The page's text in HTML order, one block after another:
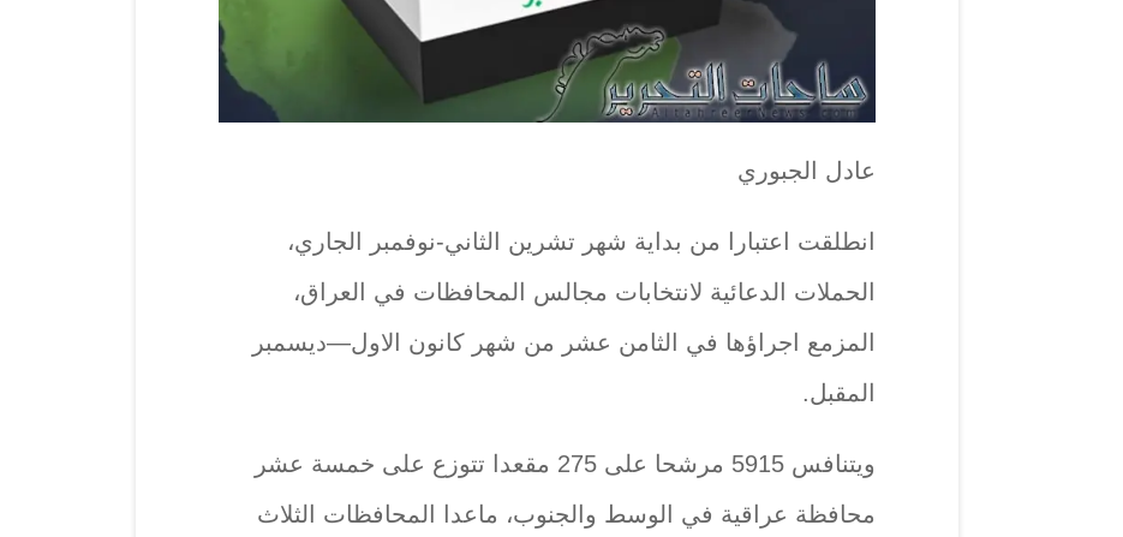
عادل الجبوري
انطلقت اعتبارا من بداية شهر تشرين الثاني-نوفمبر الجاري،
الحملات الدعائية لانتخابات مجالس المحافظات في العراق،
المزمع اجراؤها في الثامن عشر من شهر كانون الاول—ديسمبر
المقبل.
ويتنافس 5915 مرشحا على 275 مقعدا تتوزع على خمسة عشر
محافظة عراقية في الوسط والجنوب، ماعدا المحافظات الثلاث